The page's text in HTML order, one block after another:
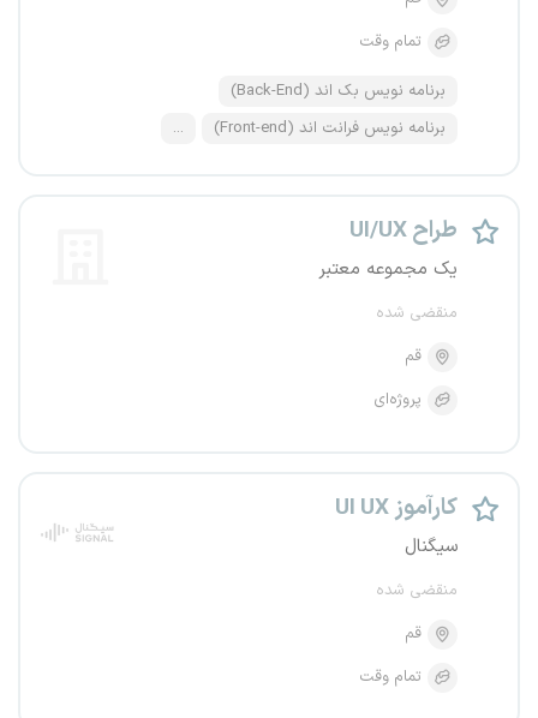
تمام وقت
برنامه نویس بک اند (Back-End)
برنامه نویس فرانت اند (Front-end)
...
طراح UI/UX
یک مجموعه معتبر
منقضی شده
قم
پروژه‌ای
کارآموز UI UX
سیگنال
منقضی شده
قم
تمام وقت